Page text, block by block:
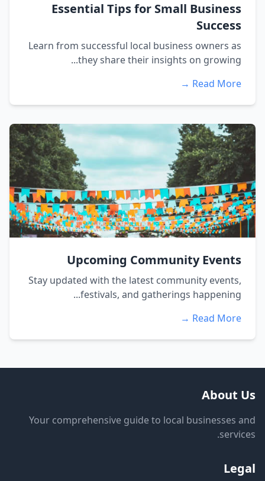
Essential Tips for Small Business
Success
Learn from successful local business owners as
they share their insights on growing...
Read More →
Upcoming Community Events
Stay updated with the latest community events,
festivals, and gatherings happening...
Read More →
About Us
Your comprehensive guide to local businesses and
services.
Legal